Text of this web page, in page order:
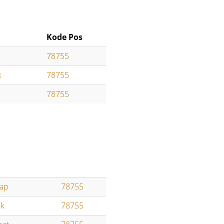
Kode Pos
78755
78755
78755
78755
78755